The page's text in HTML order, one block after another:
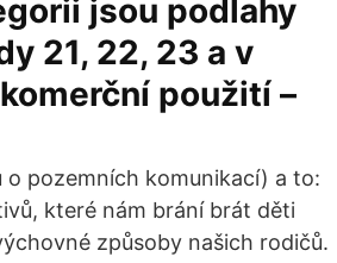
jsou podlahy
21, 22, 23 a v
použití –
pozemních komunikací) a to:
které nám brání brát děti
způsoby našich rodičů.